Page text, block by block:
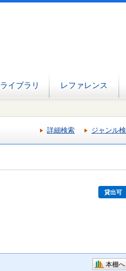
イブラリ レファレンス
詳細検索 ジャンル
貸出可
本棚へ